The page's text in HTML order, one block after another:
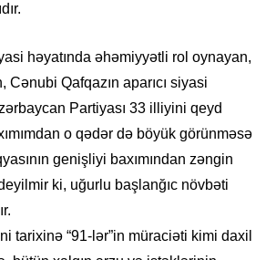
həyatında əhəmiyyətli rol oynayan,
Cənubi Qafqazın aparıcı siyasi
Partiyası 33 illiyini qeyd
o qədər də böyük görünməsə
genişliyi baxımından zəngin
ki, uğurlu başlanğıc növbəti
tarixinə “91-lər”in müraciəti kimi daxil